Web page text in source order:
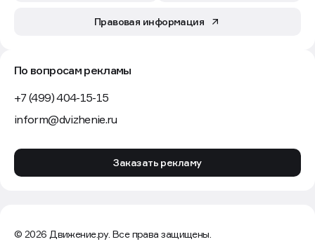
Правовая информация
По вопросам рекламы
+7 (499) 404-15-15
inform@dvizhenie.ru
Заказать рекламу
© 2026 Движение.ру. Все права защищены.